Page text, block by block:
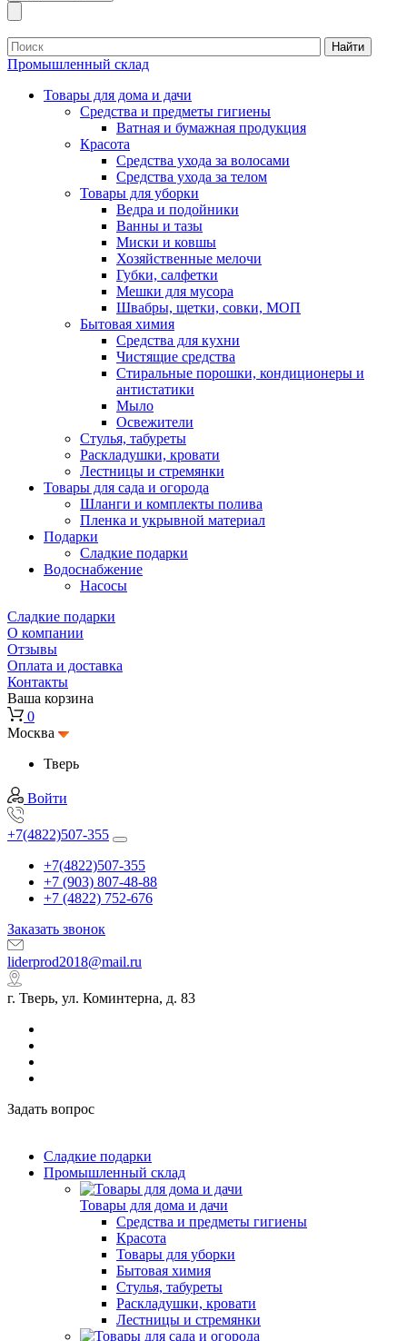
Найти
Промышленный склад
Товары для дома и дачи
Средства и предметы гигиены
Ватная и бумажная продукция
Красота
Средства ухода за волосами
Средства ухода за телом
Товары для уборки
Ведра и подойники
Ванны и тазы
Миски и ковшы
Хозяйственные мелочи
Губки, салфетки
Мешки для мусора
Швабры, щетки, совки, МОП
Бытовая химия
Средства для кухни
Чистящие средства
Стиральные порошки, кондиционеры и
антистатики
Мыло
Освежители
Стулья, табуреты
Раскладушки, кровати
Лестницы и стремянки
Товары для сада и огорода
Шланги и комплекты полива
Пленка и укрывной материал
Подарки
Cладкие подарки
Водоснабжение
Насосы
Сладкие подарки
О компании
Отзывы
Оплата и доставка
Контакты
Ваша корзина
0
Москва
Тверь
Войти
+7(4822)507-355
+7(4822)507-355
+7 (903) 807-48-88
+7 (4822) 752-676
Заказать звонок
liderprod2018@mail.ru
г. Тверь, ул. Коминтерна, д. 83
Задать вопрос
Сладкие подарки
Промышленный склад
Товары для дома и дачи
Средства и предметы гигиены
Красота
Товары для уборки
Бытовая химия
Стулья, табуреты
Раскладушки, кровати
Лестницы и стремянки